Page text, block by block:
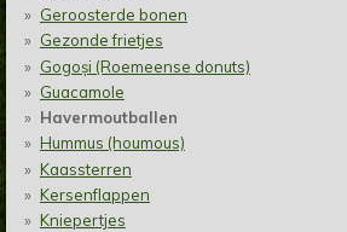
Geroosterde bonen
Gezonde frietjes
Gogoși (Roemeense donuts)
Guacamole
Havermoutballen
Hummus (houmous)
Kaassterren
Kersenflappen
Kniepertjes